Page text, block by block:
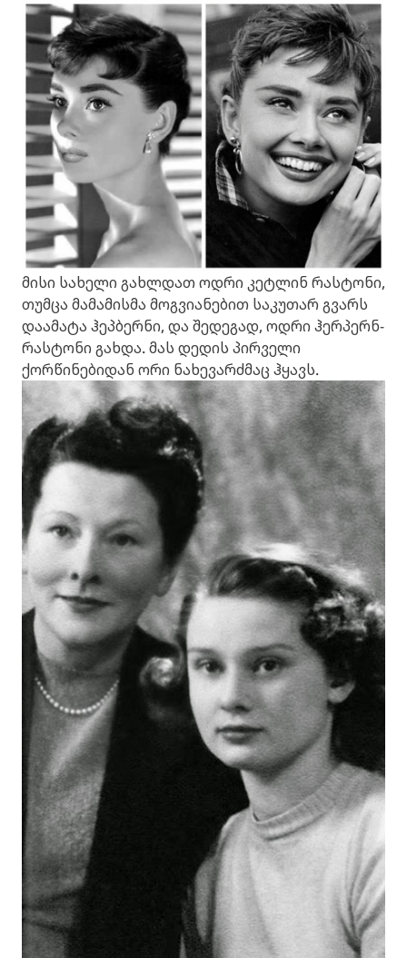
მისი სახელი გახლდათ ოდრი კეტლინ რასტონი,
თუმცა მამამისმა მოგვიანებით საკუთარ გვარს
დაამატა ჰეპბერნი, და შედეგად, ოდრი ჰერპერნ-
რასტონი გახდა. მას დედის პირველი
ქორწინებიდან ორი ნახევარძმაც ჰყავს.